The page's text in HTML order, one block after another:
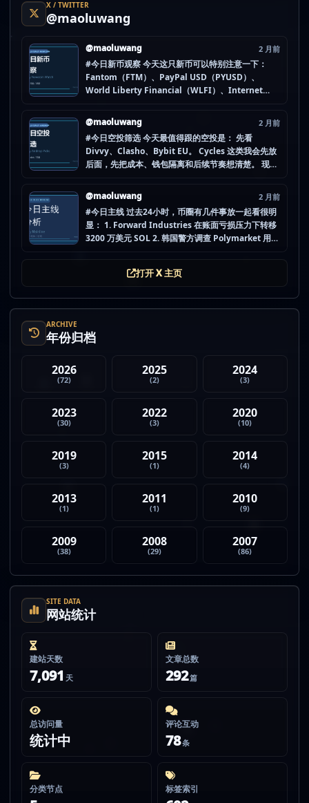
X / TWITTER
@maoluwang
@maoluwang 2 月前
#今日新币观察 今天这只新币可以特别注意一下：
Fantom（FTM）、PayPal USD（PYUSD）、
World Liberty Financial（WLFI）、Internet
而是更像“热度是不是在回流”的样本。 这种时候最怕
@maoluwang 2 月前
#今日空投筛选 今天最值得跟的空投是： 先看
Divvy、Clasho、Bybit EU。 Cycles 这类我会先放
后面，先把成本、钱包隔离和后续节奏想清楚。 现在
都没做扎实。 mao.lu/today-airdrop-selecti… #空
@maoluwang 2 月前
#今日主线 过去24小时，币圈有几件事放一起看很明
显： 1. Forward Industries 在账面亏损压力下转移
3200 万美元 SOL 2. 韩国警方调查 Polymarket 用户
打开 X 主页
ARCHIVE
年份归档
2026
(72)
2025
(2)
2024
(3)
2023
(30)
2022
(3)
2020
(10)
2019
(3)
2015
(1)
2014
(4)
2013
(1)
2011
(1)
2010
(9)
2009
(38)
2008
(29)
2007
(86)
SITE DATA
网站统计
建站天数
7,091 天
文章总数
292篇
总访问量
统计中
评论互动
78条
分类节点 标签索引